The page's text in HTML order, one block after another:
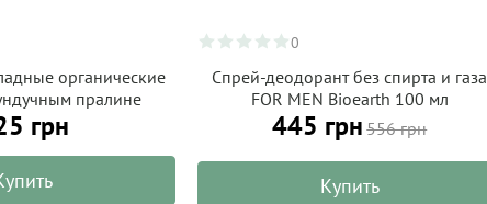
органические
пралине
Organiko, 120 г
грн
0
Спрей-деодорант без спирта и газа
FOR MEN Bioearth 100 мл
445 грн 556 грн
Купить